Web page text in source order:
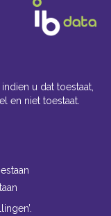
u dat toestaat,
en niet toestaat.